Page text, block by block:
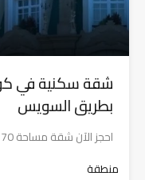
شقة سكنية في
بطريق السويس
احجز الآن شقة مساحة 170 في أميز مكان على طريق…
منطقة